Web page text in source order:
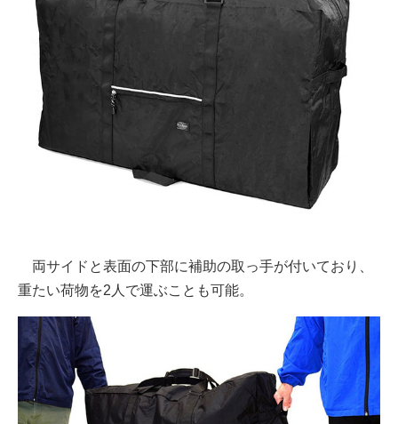
両サイドと表面の下部に補助の取っ手が付いており、
重たい荷物を2人で運ぶことも可能。